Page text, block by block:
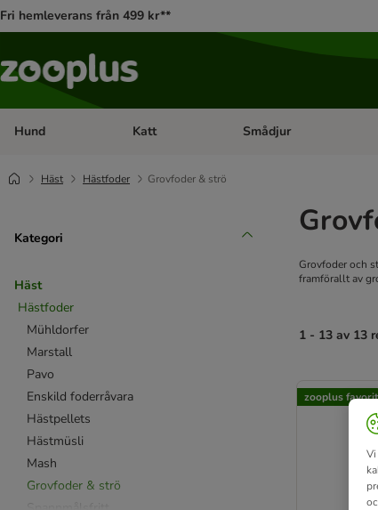
Fri hemleverans från 499 kr**
Hund Open category menu: Hund
Katt Open category menu: Katt
Smådjur
Häst Hästfoder Grovfoder & strö
Kategori
Häst
Hästfoder
Mühldorfer
Marstall
Pavo
Enskild foderråvara
Hästpellets
Hästmüsli
Mash
Grovfoder & strö
Grovfoder och
framförallt av
1 - 13 av 13
zooplus favorit